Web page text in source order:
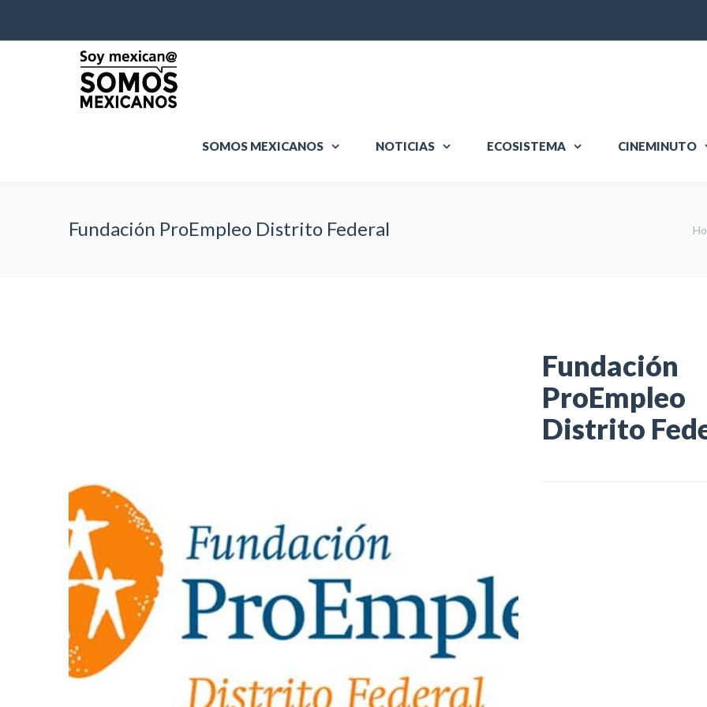
SOMOS MEXICANOS NOTICIAS ECOSISTEMA CINEMINUTO
Fundación ProEmpleo Distrito Federal
Fundación
ProEmpleo
Distrito